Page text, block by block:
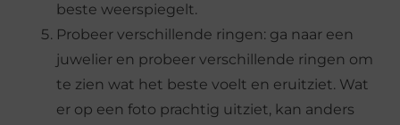
beste weerspiegelt.
Probeer verschillende ringen: ga naar een
juwelier en probeer verschillende ringen om
te zien wat het beste voelt en eruitziet. Wat
er op een foto prachtig uitziet, kan anders